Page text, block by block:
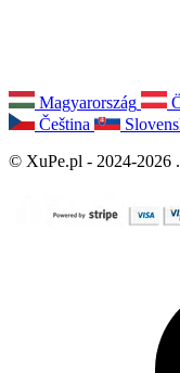
Magyarország
Čeština
© XuPe.pl - 2024-2026